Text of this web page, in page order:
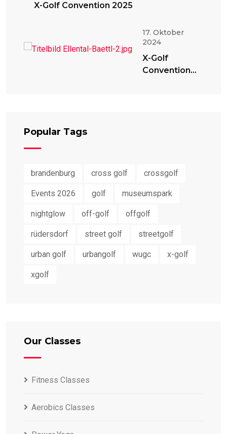
X-Golf Convention 2025
17. Oktober
2024
X-Golf
Convention
Popular Tags
brandenburg cross golf crossgolf
Events 2026 golf museumspark
nightglow off-golf offgolf
rüdersdorf street golf streetgolf
urban golf urbangolf wugc x-golf
xgolf
Our Classes
Fitness Classes
Aerobics Classes